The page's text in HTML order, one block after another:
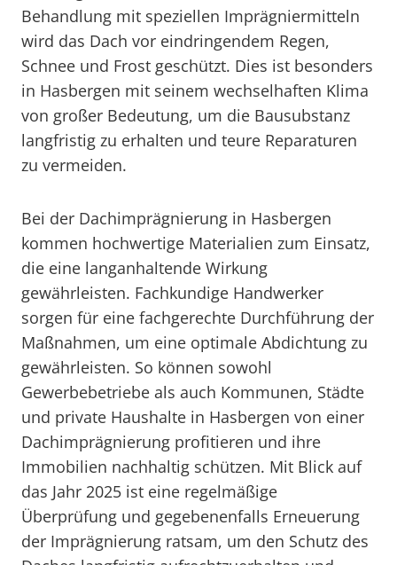
Behandlung mit speziellen Imprägniermitteln
wird das Dach vor eindringendem Regen,
Schnee und Frost geschützt. Dies ist besonders
in Hasbergen mit seinem wechselhaften Klima
von großer Bedeutung, um die Bausubstanz
langfristig zu erhalten und teure Reparaturen
zu vermeiden.
Bei der Dachimprägnierung in Hasbergen
kommen hochwertige Materialien zum Einsatz,
die eine langanhaltende Wirkung
gewährleisten. Fachkundige Handwerker
sorgen für eine fachgerechte Durchführung der
Maßnahmen, um eine optimale Abdichtung zu
gewährleisten. So können sowohl
Gewerbebetriebe als auch Kommunen, Städte
und private Haushalte in Hasbergen von einer
Dachimprägnierung profitieren und ihre
Immobilien nachhaltig schützen. Mit Blick auf
das Jahr 2025 ist eine regelmäßige
Überprüfung und gegebenenfalls Erneuerung
der Imprägnierung ratsam, um den Schutz des